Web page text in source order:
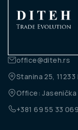
office@diteh.rs
Stanina 25,
Office: Jasenička
+381 69 55 33 069